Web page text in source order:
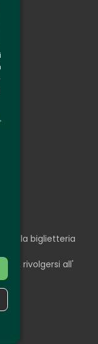
della biglietteria
rivolgersi all'